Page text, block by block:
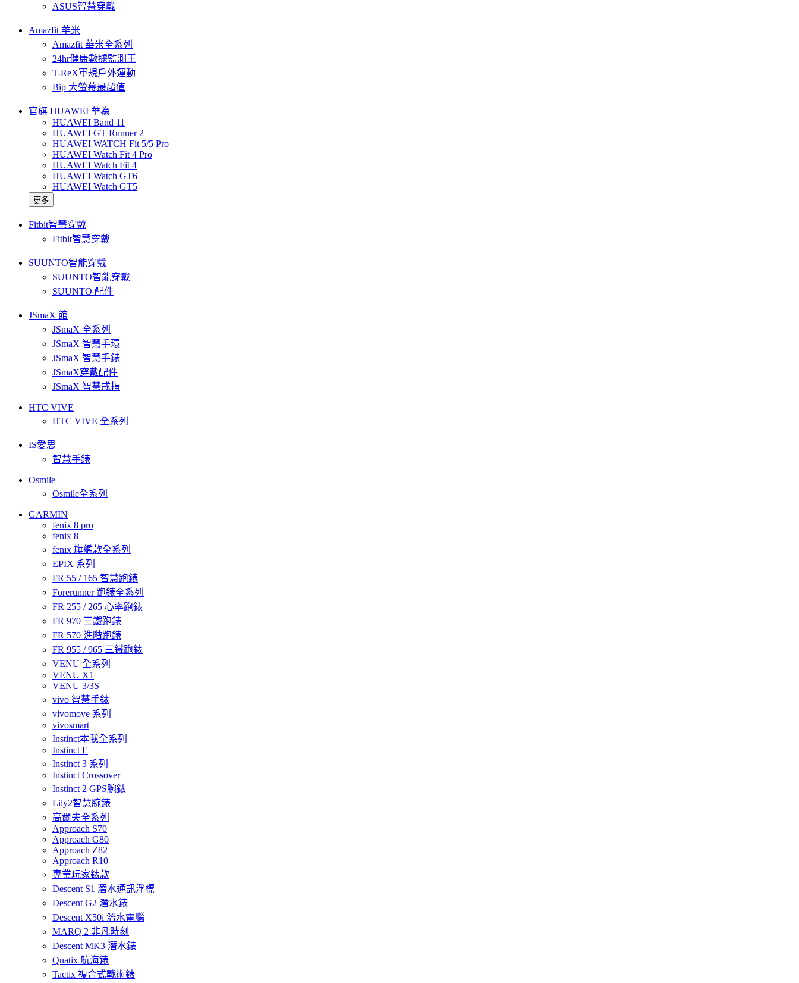
ASUS智慧穿戴
Amazfit 華米
Amazfit 華米全系列
24hr健康數據監測王
T-ReX軍規戶外運動
Bip 大螢幕最超值
官旗 HUAWEI 華為
HUAWEI Band 11
HUAWEI GT Runner 2
HUAWEI WATCH Fit 5/5 Pro
HUAWEI Watch Fit 4 Pro
HUAWEI Watch Fit 4
HUAWEI Watch GT6
HUAWEI Watch GT5
更多
Fitbit智慧穿戴
Fitbit智慧穿戴
SUUNTO智能穿戴
SUUNTO智能穿戴
SUUNTO 配件
JSmaX 館
JSmaX 全系列
JSmaX 智慧手環
JSmaX 智慧手錶
JSmaX穿戴配件
JSmaX 智慧戒指
HTC VIVE
HTC VIVE 全系列
IS愛思
智慧手錶
Osmile
Osmile全系列
GARMIN
fenix 8 pro
fenix 8
fenix 旗艦款全系列
EPIX 系列
FR 55 / 165 智慧跑錶
Forerunner 跑錶全系列
FR 255 / 265 心率跑錶
FR 970 三鐵跑錶
FR 570 進階跑錶
FR 955 / 965 三鐵跑錶
VENU 全系列
VENU X1
VENU 3/3S
vivo 智慧手錶
vivomove 系列
vivosmart
Instinct本我全系列
Instinct E
Instinct 3 系列
Instinct Crossover
Instinct 2 GPS腕錶
Lily2智慧腕錶
高爾夫全系列
Approach S70
Approach G80
Approach Z82
Approach R10
專業玩家錶款
Descent S1 潛水通訊浮標
Descent G2 潛水錶
Descent X50i 潛水電腦
MARQ 2 非凡時刻
Descent MK3 潛水錶
Quatix 航海錶
Tactix 複合式戰術錶